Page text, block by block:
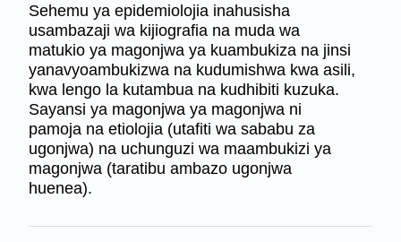
Sehemu ya epidemiolojia inahusisha
usambazaji wa kijiografia na muda wa
matukio ya magonjwa ya kuambukiza na jinsi
yanavyoambukizwa na kudumishwa kwa asili,
kwa lengo la kutambua na kudhibiti kuzuka.
Sayansi ya magonjwa ya magonjwa ni
pamoja na etiolojia (utafiti wa sababu za
ugonjwa) na uchunguzi wa maambukizi ya
magonjwa (taratibu ambazo ugonjwa
huenea).